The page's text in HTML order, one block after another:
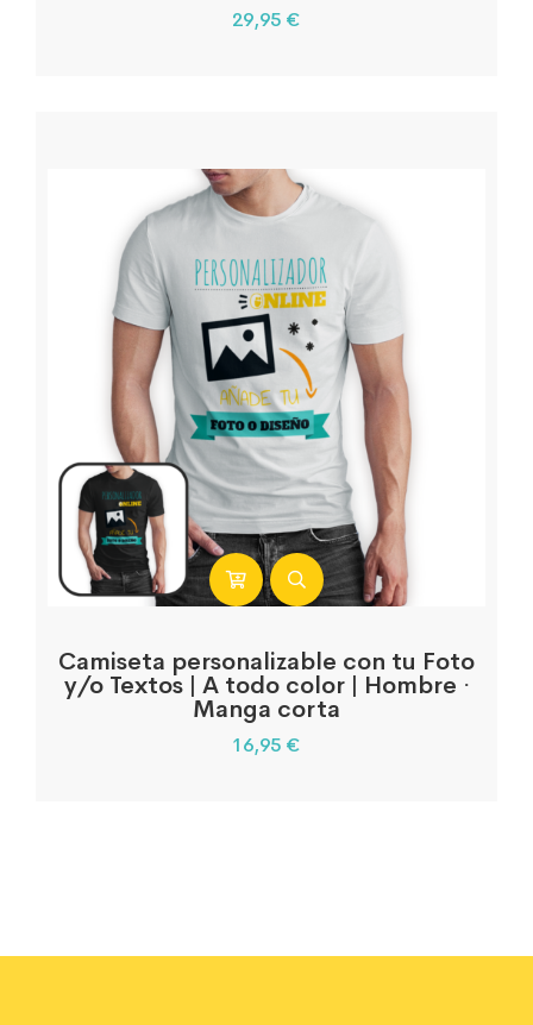
29,95 €
Camiseta personalizable con tu Foto
y/o Textos | A todo color | Hombre ·
Manga corta
16,95 €